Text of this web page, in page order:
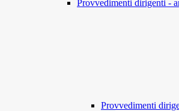
Provvedimenti dirigenti -
Provvedimenti